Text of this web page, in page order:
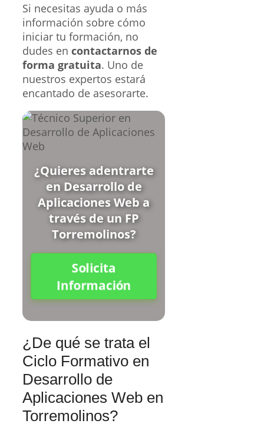
Si necesitas ayuda o más
información sobre cómo
iniciar tu formación, no
dudes en contactarnos de
forma gratuita. Uno de
nuestros expertos estará
encantado de asesorarte.
¿Quieres adentrarte
en Desarrollo de
Aplicaciones Web a
través de un FP
Torremolinos?
Solicita
Información
¿De qué se trata el
Ciclo Formativo en
Desarrollo de
Aplicaciones Web en
Torremolinos?